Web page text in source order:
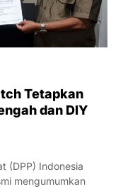
Tetapkan
dan DIY
(DPP) Indonesia
mengumumkan